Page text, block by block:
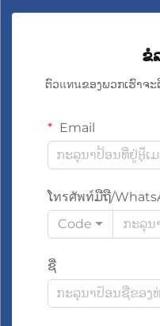
ຂໍ
ຕົວแทนຂອງພວກເຮົາຈະ
Email
ໂทรศัพท์ມືຖື/
Code
ຊື່